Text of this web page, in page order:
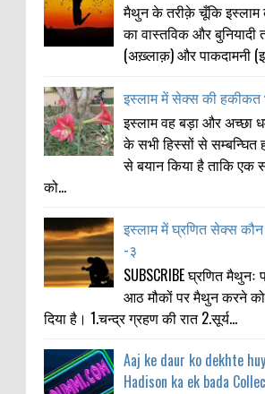
मैथुन के तरीक़े चूँकि इस्लाम
का वास्तविक और बुनियादी
(अख़्लाक़) और पाकदामनी
इस्लाम में सेक्स की हकीकत
इस्लाम वह बड़ा और अच्छा
के सभी हिस्सों से सम्बन्घित
से बयान किया है ताकि एक
को...
इस्लाम में घ्रणित सेक्स
-३
SUBSCRIBE घ्रणित मैथुनः
आठ मौकों पर मैथुन करने
दिया है। 1.चन्द्र ग्रहण की रात 2.सूर्य...
Aaj ke daur ko dekhte
Hadison ka ek bada